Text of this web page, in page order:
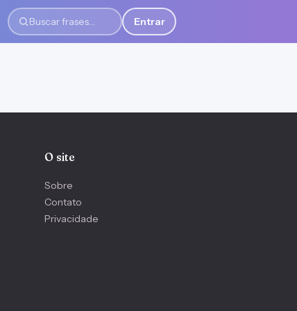
Buscar frases
Entrar
O site
Sobre
Contato
Privacidade